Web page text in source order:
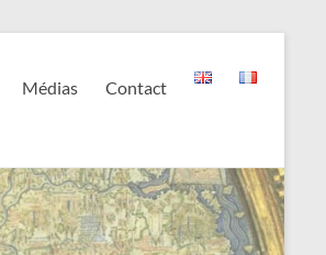
Médias Contact